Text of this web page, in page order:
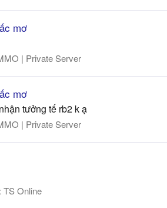
mơ
| Private Server
mơ
tưởng tế rb2 k ạ
| Private Server
TS Online